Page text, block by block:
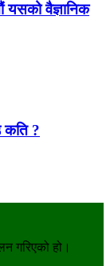
यसको वैज्ञानिक
कति ?
गरिएको हो।